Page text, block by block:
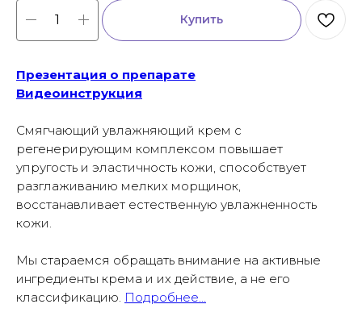
Купить
Презентация о препарате
Видеоинструкция
Смягчающий увлажняющий крем с
регенерирующим комплексом повышает
упругость и эластичность кожи, способствует
разглаживанию мелких морщинок,
восстанавливает естественную увлажненность
кожи.
Мы стараемся обращать внимание на активные
ингредиенты крема и их действие, а не его
классификацию. Подробнее…